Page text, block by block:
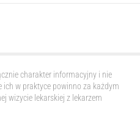
charakter informacyjny i nie
w praktyce powinno za każdym
wizycie lekarskiej z lekarzem